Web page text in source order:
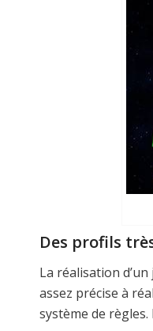
Des profils
La réalisation
assez précise à
système de